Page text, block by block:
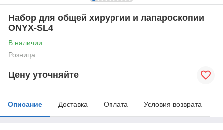
Набор для общей хирургии и лапароскопии
ONYX-SL4
В наличии
Розница
Цену уточняйте
Описание Доставка Оплата Условия возврата